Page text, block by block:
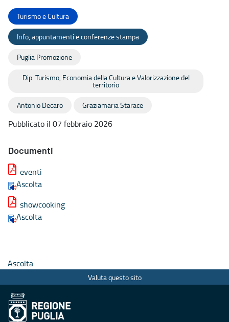
Turismo e Cultura
Info, appuntamenti e conferenze stampa
Puglia Promozione
Dip. Turismo, Economia della Cultura e Valorizzazione del
territorio
Antonio Decaro Graziamaria Starace
Pubblicato il 07 febbraio 2026
Documenti
eventi
Ascolta
showcooking
Ascolta
Ascolta
Valuta questo sito